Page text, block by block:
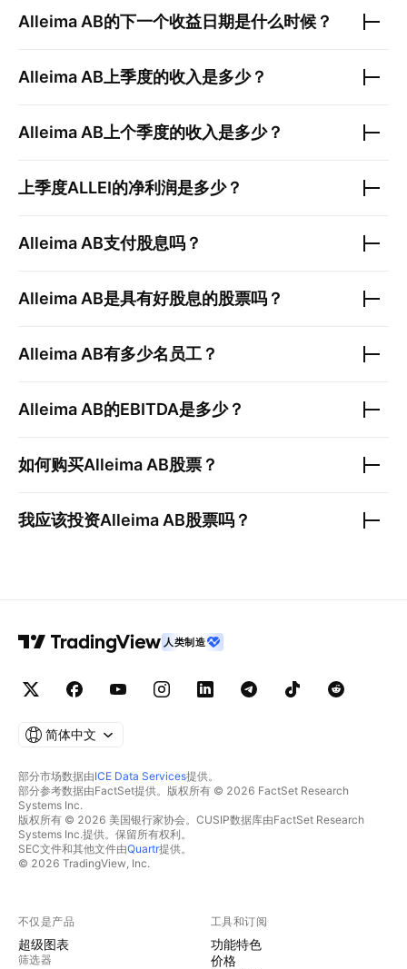
Alleima AB的下一个收益日期是什么时候？
Alleima AB 上季度的收入是多少？
Alleima AB 上个季度的收入是多少？
上季度ALLEI的净利润是多少？
Alleima AB支付股息吗？
Alleima AB是具有好股息的股票吗？
Alleima AB有多少名员工？
Alleima AB的EBITDA是多少？
如何购买Alleima AB股票？
我应该投资Alleima AB股票吗？
人类制造
简体中文
部分市场数据由ICE Data Services提供。
部分参考数据由FactSet提供。版权所有 © 2026 FactSet Research
Systems Inc.
版权所有 © 2026 美国银行家协会。CUSIP数据库由FactSet Research
Systems Inc.提供。保留所有权利。
SEC文件和其他文件由Quartr提供。
© 2026 TradingView, Inc.
不仅是产品
超级图表
筛选器
工具和订阅
功能特色
价格